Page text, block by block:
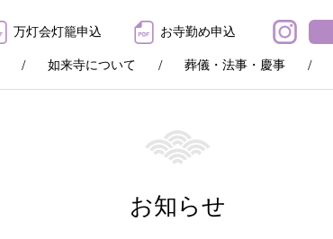
万灯会灯籠申込 お寺勤め申込
如来寺について 葬儀・法事・慶事
お知らせ